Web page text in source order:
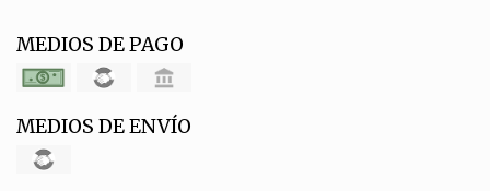
MEDIOS DE PAGO
MEDIOS DE ENVÍO